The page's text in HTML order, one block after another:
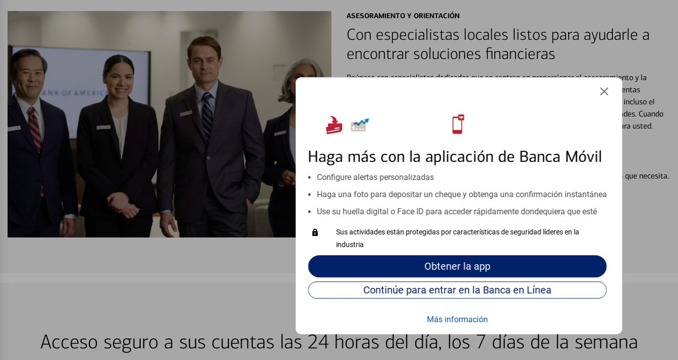
Haga más con la aplicación de Banca Móvil
Configure alertas personalizadas
Haga una foto para depositar un cheque y obtenga una confirmación instantánea
Use su huella digital o Face ID para acceder rápidamente dondequiera que esté
Sus actividades están protegidas por características de seguridad líderes en la
industria
Obtenerla app
Continúe para entrar en la Banca en Línea
Más información
ASESORAMIENTO Y ORIENTACIÓN
Con especialistas locales listos para ayudarle a
encontrar soluciones financieras
Reúnase con especialistas dedicados que se centran en proporcionar el asesoramiento y la
orientación que necesita, en cualquier situación en su vida financiera. Desde sus cuentas
personales, hasta el ahorro para grandes compras, la planificación para su futuro, e incluso el
inicio o crecimiento de su negocio, su futuro se mueve de acuerdo con sus necesidades. Cuando
esté listo, un especialista trabajará con usted en un momento que sea adecuado para usted.
Programe una cita
Vea si nuestro centro de ayuda en línea puede ayudar a proporcionar las respuestas que necesita.
Acceso seguro a sus cuentas las 24 horas del día, los 7 días de la semana